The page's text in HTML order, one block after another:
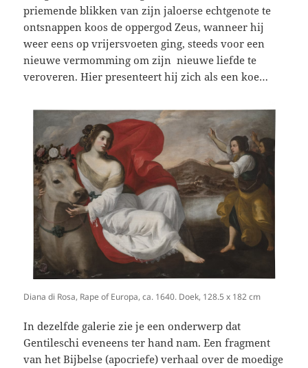
priemende blikken van zijn jaloerse echtgenote te
ontsnappen koos de oppergod Zeus, wanneer hij
weer eens op vrijersvoeten ging, steeds voor een
nieuwe vermomming om zijn nieuwe liefde te
veroveren. Hier presenteert hij zich als een koe…
Diana di Rosa, Rape of Europa, ca. 1640. Doek, 128.5 x 182 cm
In dezelfde galerie zie je een onderwerp dat
Gentileschi eveneens ter hand nam. Een fragment
van het Bijbelse (apocriefe) verhaal over de moedige